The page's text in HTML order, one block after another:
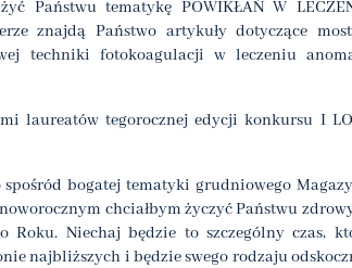
Państwu tematykę POWIKŁAŃ W
znajdą Państwo artykuły dotyczące
techniki fotokoagulacji w leczeniu
laureatów tegorocznej edycji konkursu I
bogatej tematyki grudniowego
chciałbym życzyć Państwu
Roku. Niechaj będzie to szczególny czas,
najbliższych i będzie swego rodzaju